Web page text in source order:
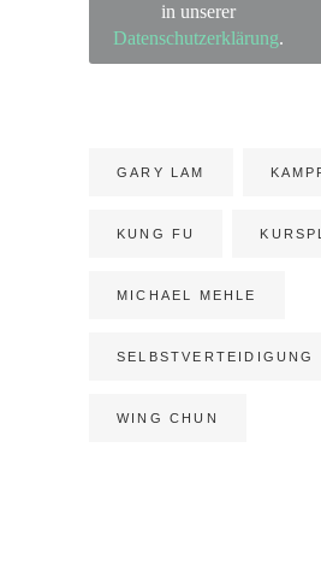
in unserer
Datenschutzerklärung.
GARY LAM
KUNG FU
MICHAEL MEHLE
SELBSTVERTEIDIGUNG
WING CHUN